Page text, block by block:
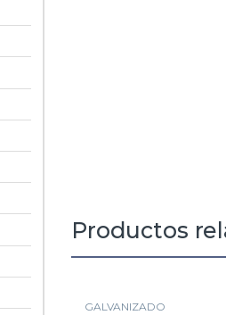
Productos
GALVANIZADO